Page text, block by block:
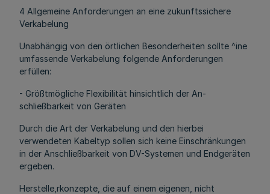
4 Allgemeine Anforderungen an eine zukunftssichere
Verkabelung
Unabhängig von den örtlichen Besonderheiten sollte ^ine
umfassende Verkabelung folgende Anforderungen
erfüllen:
- Größtmögliche Flexibilität hinsichtlich der An-
schließbarkeit von Geräten
Durch die Art der Verkabelung und den hierbei
verwendeten Kabeltyp sollen sich keine Einschränkungen
in der Anschließbarkeit von DV-Systemen und Endgeräten
ergeben.
Herstelle,rkonzepte, die auf einem eigenen, nicht